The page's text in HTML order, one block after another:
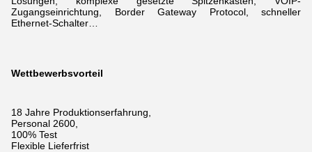
Zugangseinrichtung, Border Gateway Protocol, schneller
Ethernet-Schalter…
Wettbewerbsvorteil
18 Jahre Produktionserfahrung,
Personal 2600,
100% Test
Flexible Lieferfrist